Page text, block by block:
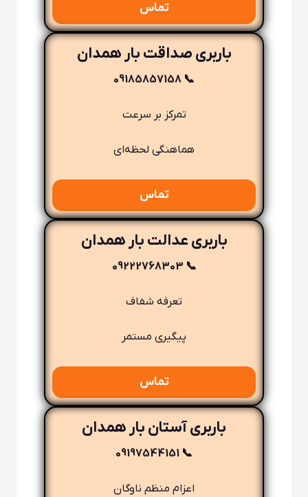
تماس
باربری صداقت بار همدان
📞 09185857158
تمرکز بر سرعت
هماهنگی لحظه‌ای
تماس
باربری عدالت بار همدان
📞 09222768303
تعرفه شفاف
پیگیری مستمر
تماس
باربری آستان بار همدان
📞 09197544151
اعزام منظم ناوگان